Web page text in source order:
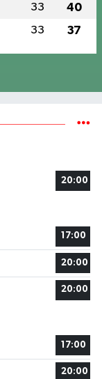
33 40
33 37
20:00
17:00
20:00
20:00
17:00
20:00